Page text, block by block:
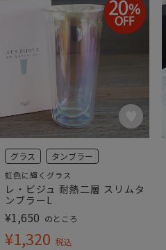
グラス タンブラー
虹色に輝くグラス
レ・ビジュ 耐熱二層 スリムタ
ンブラーL
¥1,650 のところ
¥1,320 税込